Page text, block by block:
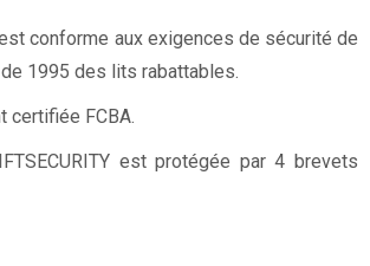
conforme aux exigences de sécurité de
1995 des lits rabattables.
certifiée FCBA.
est protégée par 4 brevets